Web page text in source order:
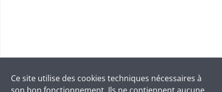
Ce site utilise des cookies techniques nécessaires à